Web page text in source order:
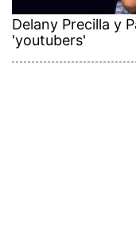
Delany Precilla y
'youtubers'